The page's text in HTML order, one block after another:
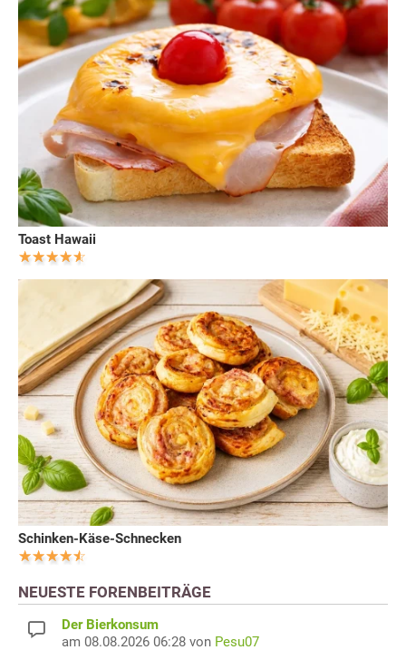
Toast Hawaii
Schinken-Käse-Schnecken
NEUESTE FORENBEITRÄGE
Der Bierkonsum
am 08.08.2026 06:28 von Pesu07